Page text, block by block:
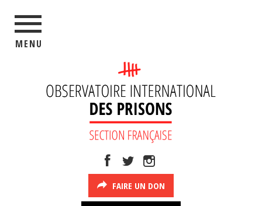
MENU
FAIRE UN DON